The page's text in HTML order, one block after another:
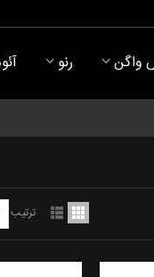
واگن رنو
ترتیب